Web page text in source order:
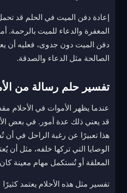
إعادة دفن الميت في الحلم قد
المغفرة والدعاء للميت بالرحمة.
دفن الميت دون جدوى، فعليه أن
الصالحة مثل الدعاء والصدقة.
تفسير حلم رسالة من
عندما يظهر الأموات في الأحلام
قد يعني ذلك عدة أمور. في بعض
هذا تعبيرًا عن رغبة الراحل في أن
الوصايا التي تركها خلفه، مثل أن
المعلقة أو تُستكمل مهام معينة
تفسير مثل هذه الأحلام يعتمد